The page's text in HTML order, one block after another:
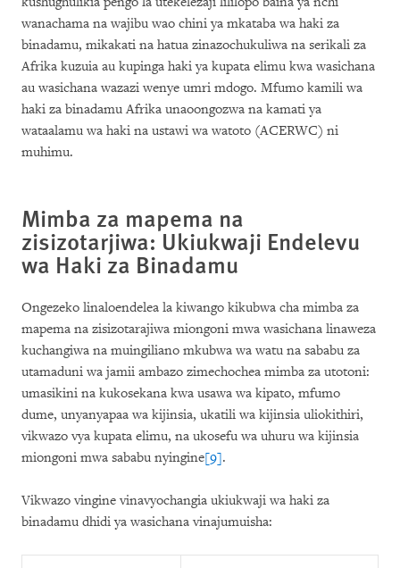
wanachama na wajibu wao chini ya mkataba wa haki za
binadamu, mikakati na hatua zinazochukuliwa na serikali za
Afrika kuzuia au kupinga haki ya kupata elimu kwa wasichana
au wasichana wazazi wenye umri mdogo. Mfumo kamili wa
haki za binadamu Afrika unaoongozwa na kamati ya
wataalamu wa haki na ustawi wa watoto (ACERWC) ni
muhimu.
Mimba za mapema na
zisizotarjiwa: Ukiukwaji Endelevu
wa Haki za Binadamu
Ongezeko linaloendelea la kiwango kikubwa cha mimba za
mapema na zisizotarajiwa miongoni mwa wasichana linaweza
kuchangiwa na muingiliano mkubwa wa watu na sababu za
utamaduni wa jamii ambazo zimechochea mimba za utotoni:
umasikini na kukosekana kwa usawa wa kipato, mfumo
dume, unyanyapaa wa kijinsia, ukatili wa kijinsia uliokithiri,
vikwazo vya kupata elimu, na ukosefu wa uhuru wa kijinsia
miongoni mwa sababu nyingine[9].
Vikwazo vingine vinavyochangia ukiukwaji wa haki za
binadamu dhidi ya wasichana vinajumuisha: